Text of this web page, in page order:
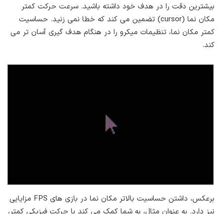
بیشترین دقت را در هدف خود داشته باشید. سرعت حرکت کمتر
مکان نما (cursor) تضمین می کند که خطا نمی زنید. حساسیت
کمتر مکان نما، تنظیمات میکرو را در هنگام هدف گیری آسان تر می
کند.
برعکس، داشتن حساسیت بالاتر مکان نما در بازی های FPS مزایایی
نیز دارد. به عنوان مثال، به شما کمک می کند با حرکت فیزیکی کمتر،